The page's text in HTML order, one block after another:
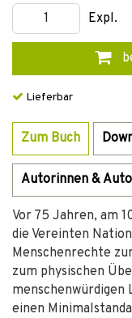
Expl.
Lieferbar
Zum Buch
Autorinnen &
Vor 75 Jahren, am
die Vereinten
Menschenrechte
zum physischen
menschenwürdigen
einen